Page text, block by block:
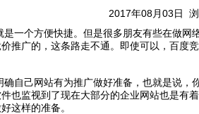
2017年08月03日 浏
个方便快捷。但是很多朋友有些在做网
推广的，这条路走不通。即使可以，百度
己网站有为推广做好准备，也就是说，
也监视到了现在大部分的企业网站也是有
这样的准备。